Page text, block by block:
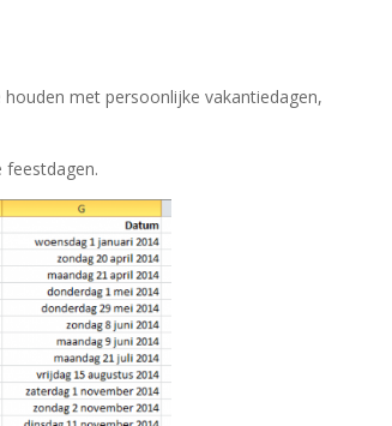
met persoonlijke vakantiedagen,